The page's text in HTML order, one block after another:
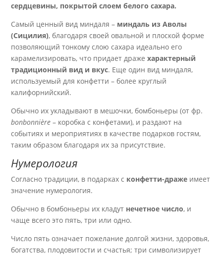
сердцевины, покрытой слоем белого сахара.
Самый ценный вид миндаля – миндаль из Аволы
(Сицилия), благодаря своей овальной и плоской форме
позволяющий тонкому слою сахара идеально его
карамелизировать, что придает дражехарактерный
традиционный вид и вкус. Еще один вид миндаля,
используемый для конфетти – более круглый
калифорнийский.
Обычно их укладывают в мешочки, бомбоньеры (от фр.
bonbonnière – коробка с конфетами), и раздают на
событиях и мероприятиях в качестве подарков гостям,
таким образом благодаря их за присутствие.
Нумерология
Согласно традиции, в подарках с конфетти-драже имеет
значение нумерология.
Обычно в бомбоньеры их кладут нечетное число, и
чаще всего это пять, три или одно.
Число пять означает пожелание долгой жизни, здоровья,
богатства, плодовитости и счастья; три символизирует